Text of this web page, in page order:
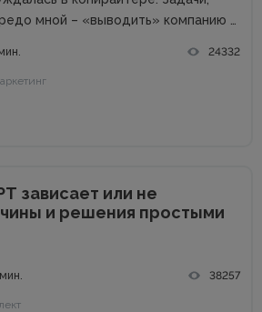
мной – «выводить» компанию в
но все же ясная – мне
24332
зависает или не
и решения простыми
38257